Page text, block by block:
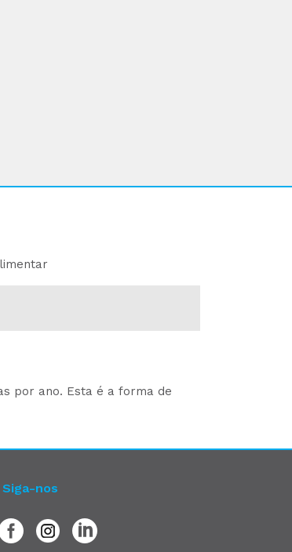
por ano. Esta é a forma de
Siga-nos